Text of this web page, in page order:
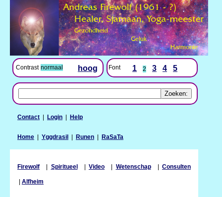
Contrast normaal hoog Font 1 2 3 4 5
Contact | Login | Help
Home | Yggdrasil | Runen | RaSaTa
Firewolf | Spiritueel| Video | Wetenschap| Consulten
| Alfheim